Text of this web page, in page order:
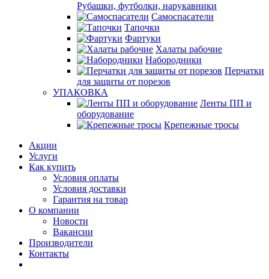
Рубашки, футболки, нарукавники
Самоспасатели
Тапочки
Фартуки
Халаты рабочие
Набородники
Перчатки
для защиты от порезов
УПАКОВКА
Ленты ПП и
оборудование
Крепежные тросы
Акции
Услуги
Как купить
Условия оплаты
Условия доставки
Гарантия на товар
О компании
Новости
Вакансии
Производители
Контакты